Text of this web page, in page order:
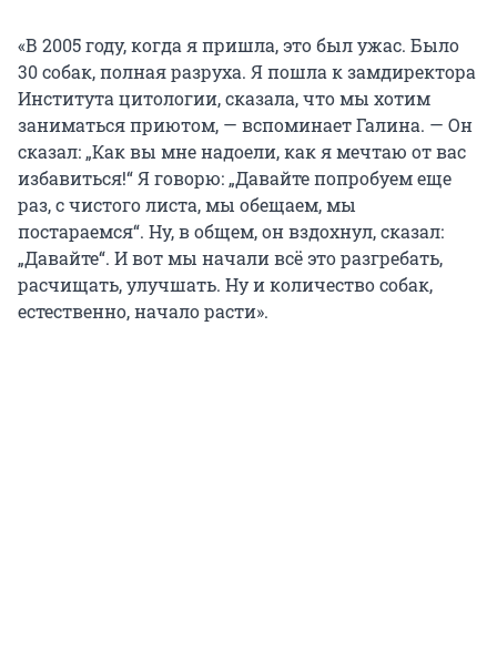
«В 2005 году, когда я пришла, это был ужас. Было
30 собак, полная разруха. Я пошла к замдиректора
Института цитологии, сказала, что мы хотим
заниматься приютом, — вспоминает Галина. — Он
сказал: „Как вы мне надоели, как я мечтаю от вас
избавиться!“ Я говорю: „Давайте попробуем еще
раз, с чистого листа, мы обещаем, мы
постараемся“. Ну, в общем, он вздохнул, сказал:
„Давайте“. И вот мы начали всё это разгребать,
расчищать, улучшать. Ну и количество собак,
естественно, начало расти».